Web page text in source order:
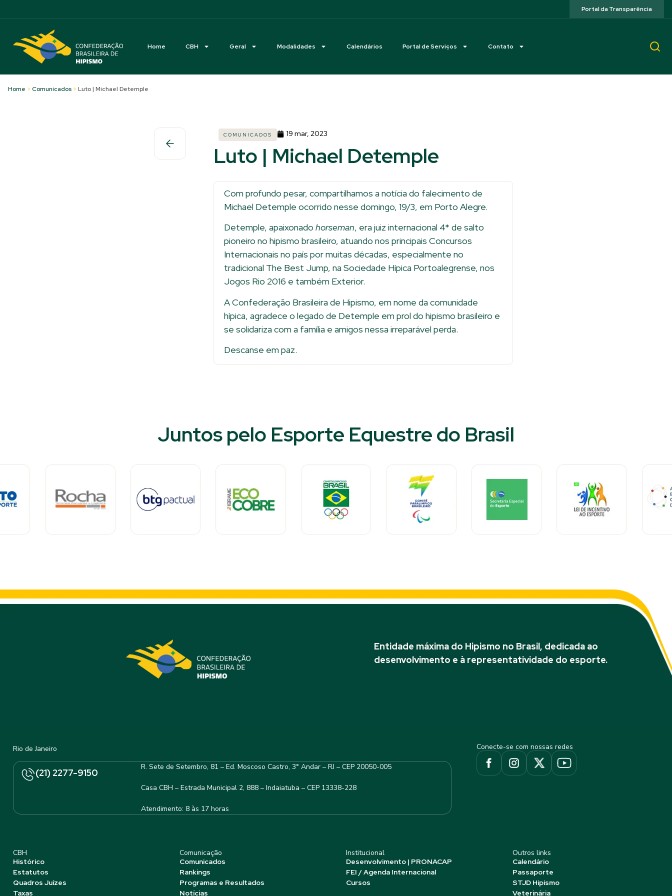
Portal da Transparência
Home CBH Geral Modalidades Calendários Portal de Serviços Contato
Home > Comunicados > Luto | Michael Detemple
COMUNICADOS 19 mar, 2023
Luto | Michael Detemple
Com profundo pesar, compartilhamos a notícia do falecimento de
Michael Detemple ocorrido nesse domingo, 19/3, em Porto Alegre.
Detemple, apaixonadohorseman, era juiz internacional 4* de salto
pioneiro no hipismo brasileiro, atuando nos principais Concursos
Internacionais no país por muitas décadas, especialmente no
tradicional The Best Jump, na Sociedade Hípica Portoalegrense, nos
Jogos Rio 2016 e também Exterior.
A Confederação Brasileira de Hipismo, em nome da comunidade
hípica, agradece o legado de Detemple em prol do hipismo brasileiro e
se solidariza com a família e amigos nessa irreparável perda.
Descanse em paz.
Juntos pelo Esporte Equestre do Brasil
Entidade máxima do Hipismo no Brasil, dedicada ao
desenvolvimento e à representatividade do esporte.
Rio de Janeiro
(21) 2277-9150
R. Sete de Setembro, 81 – Ed. Moscoso Castro, 3° Andar – RJ – CEP 20050-005
Casa CBH – Estrada Municipal 2, 888 – Indaiatuba – CEP 13338-228
Atendimento: 8 às 17 horas
Conecte-se com nossas redes
CBH
Histórico
Estatutos
Quadros Juízes
Taxas
Comunicação
Comunicados
Rankings
Programas e Resultados
Notícias
Institucional
Desenvolvimento | PRONACAP
FEI / Agenda Internacional
Cursos
Outros links
Calendário
Passaporte
STJD Hipismo
Veterinária